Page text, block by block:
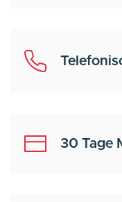
30 Tage